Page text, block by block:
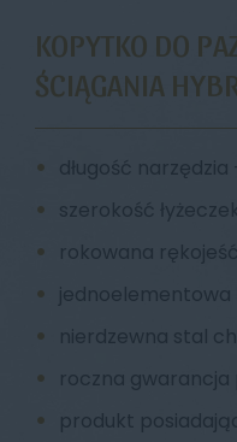
KOPYTKO DO
ŚCIĄGANIA
• długość narzędzia
• szerokość
• rokowana rękojeść
•
• nierdzewna stal
• roczna
• produkt